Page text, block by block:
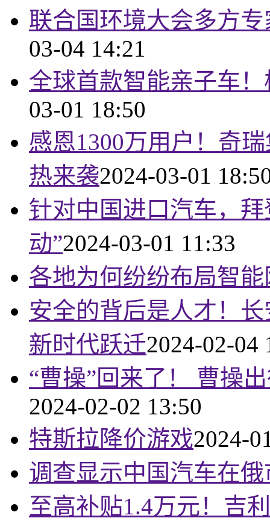
联合国环境大会多方
03-04 14:21
全球首款智能亲子车
03-01 18:50
感恩1300万用户！奇
热来袭2024-03-01
针对中国进口汽车，
动”2024-03-01 11:33
各地为何纷纷布局智
安全的背后是人才！
新时代跃迁2024-02-04
“曹操”回来了！ 曹操
2024-02-02 13:50
特斯拉降价游戏2024-
调查显示中国汽车在
至高补贴1.4万元！吉